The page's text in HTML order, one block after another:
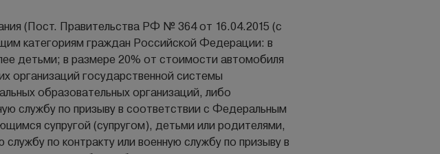
(Пост. Правительства РФ № 364 от 16.04.2015 (с
категориям граждан Российской Федерации: в
детьми; в размере 20% от стоимости автомобиля
организаций государственной системы
образовательных организаций, либо
службу по призыву в соответствии с Федеральным
супругой (супругом), детьми или родителями,
по контракту или военную службу по призыву в